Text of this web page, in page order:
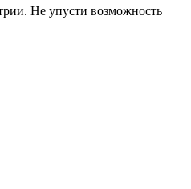
Не упусти возможность